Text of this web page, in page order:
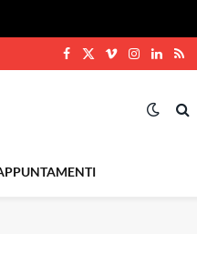
Facebook
X
VimeoInstagram
LinkedIn
RSS